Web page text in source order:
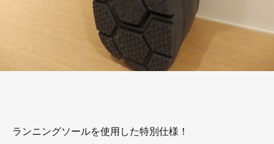
ランニングソールを使用した特別仕様！